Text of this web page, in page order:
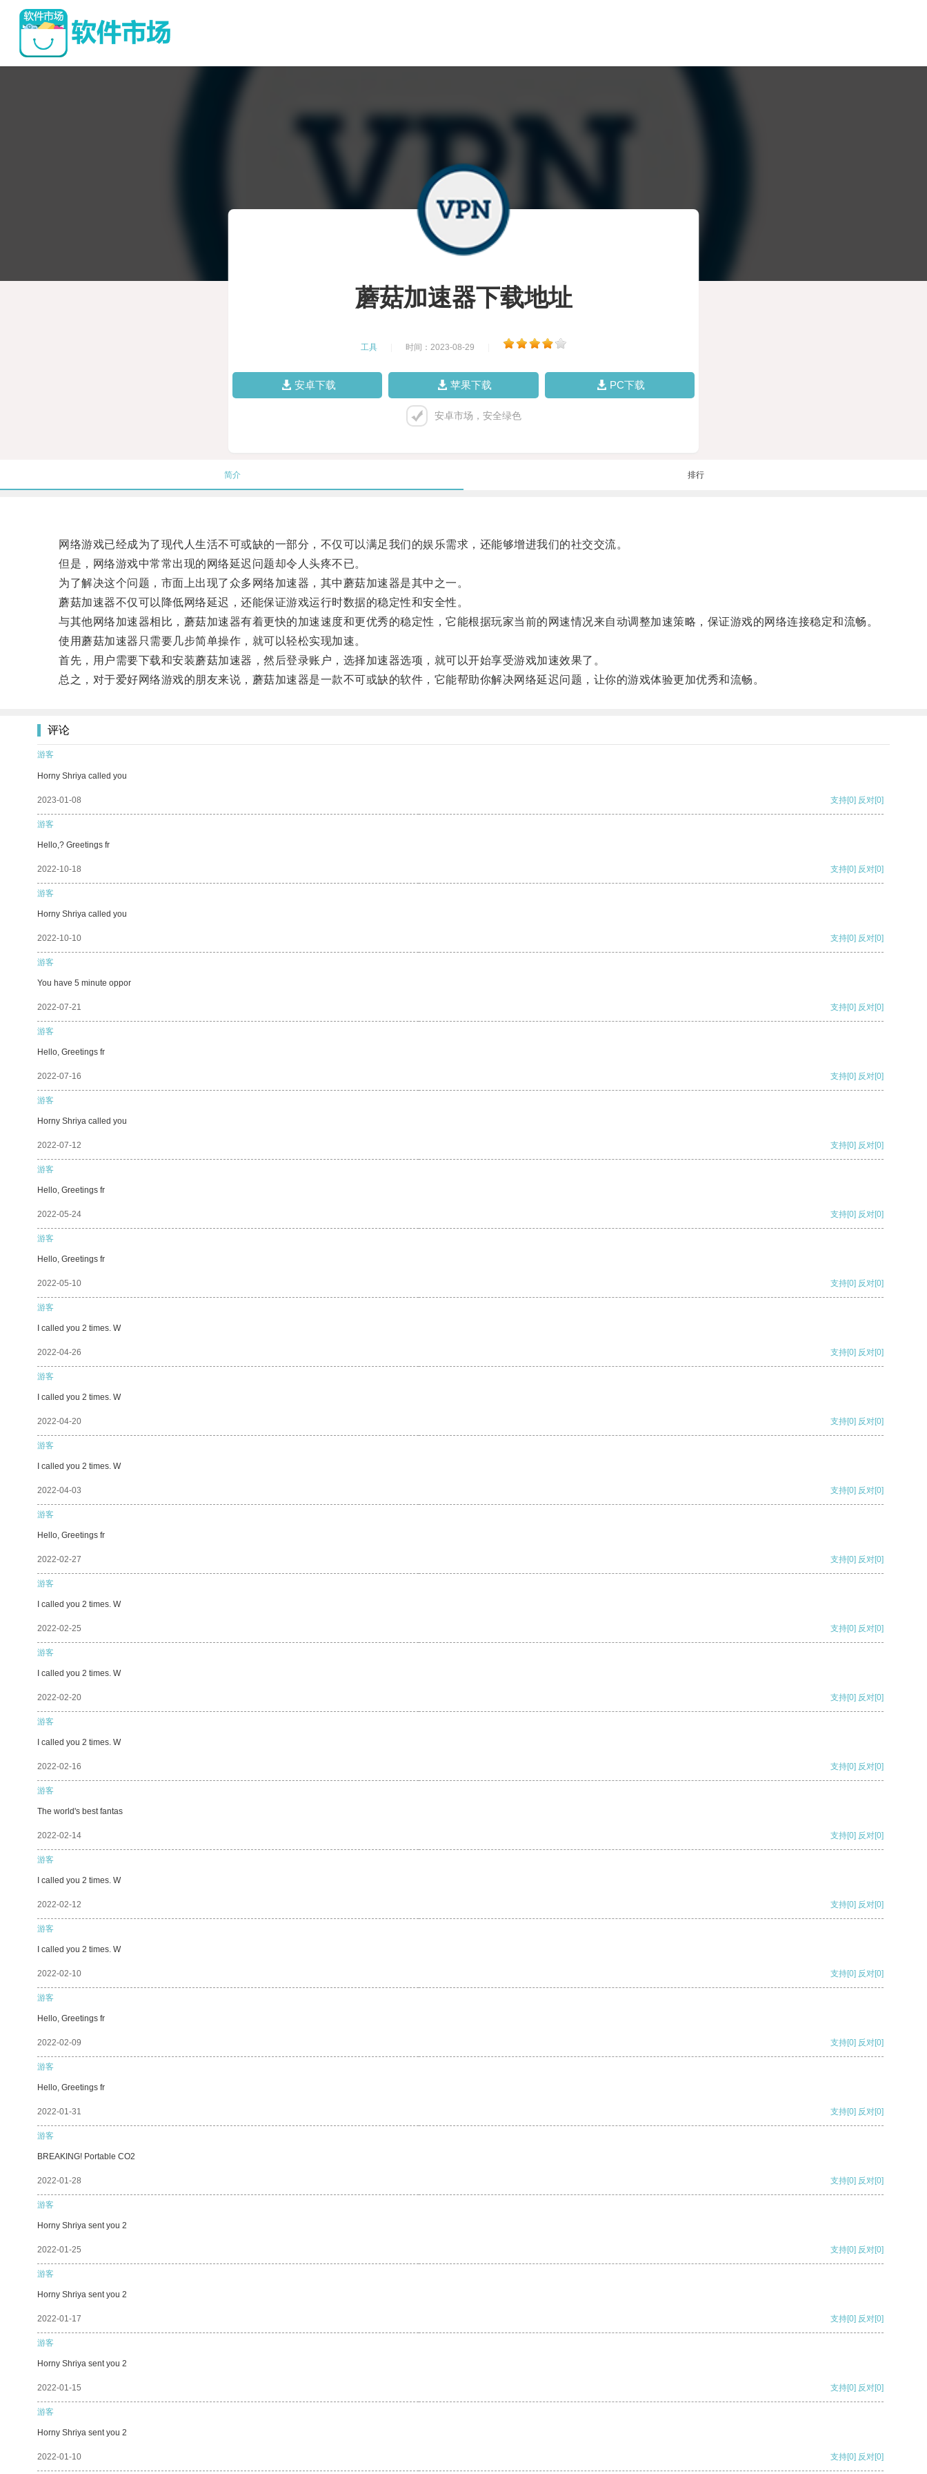
蘑菇加速器下载地址
工具 时间：2023-08-29
安卓下载 苹果下载 PC下载
安卓市场，安全绿色
简介 排行
网络游戏已经成为了现代人生活不可或缺的一部分，不仅可以满足我们的娱乐需求，还能够增进我们的社交交流。
但是，网络游戏中常常出现的网络延迟问题却令人头疼不已。
为了解决这个问题，市面上出现了众多网络加速器，其中蘑菇加速器是其中之一。
蘑菇加速器不仅可以降低网络延迟，还能保证游戏运行时数据的稳定性和安全性。
与其他网络加速器相比，蘑菇加速器有着更快的加速速度和更优秀的稳定性，它能根据玩家当前的网速情况来自动调整加速策略，保证游戏的网络连接稳定和流畅。
使用蘑菇加速器只需要几步简单操作，就可以轻松实现加速。
首先，用户需要下载和安装蘑菇加速器，然后登录账户，选择加速器选项，就可以开始享受游戏加速效果了。
总之，对于爱好网络游戏的朋友来说，蘑菇加速器是一款不可或缺的软件，它能帮助你解决网络延迟问题，让你的游戏体验更加优秀和流畅。
评论
游客
Horny Shriya called you
2023-01-08 支持[0] 反对[0]
游客
Hello,? Greetings fr
2022-10-18 支持[0] 反对[0]
游客
Horny Shriya called you
2022-10-10 支持[0] 反对[0]
游客
You have 5 minute oppor
2022-07-21 支持[0] 反对[0]
游客
Hello, Greetings fr
2022-07-16 支持[0] 反对[0]
游客
Horny Shriya called you
2022-07-12 支持[0] 反对[0]
游客
Hello, Greetings fr
2022-05-24 支持[0] 反对[0]
游客
Hello, Greetings fr
2022-05-10 支持[0] 反对[0]
游客
I called you 2 times. W
2022-04-26 支持[0] 反对[0]
游客
I called you 2 times. W
2022-04-20 支持[0] 反对[0]
游客
I called you 2 times. W
2022-04-03 支持[0] 反对[0]
游客
Hello, Greetings fr
2022-02-27 支持[0] 反对[0]
游客
I called you 2 times. W
2022-02-25 支持[0] 反对[0]
游客
I called you 2 times. W
2022-02-20 支持[0] 反对[0]
游客
I called you 2 times. W
2022-02-16 支持[0] 反对[0]
游客
The world's best fantas
2022-02-14 支持[0] 反对[0]
游客
I called you 2 times. W
2022-02-12 支持[0] 反对[0]
游客
I called you 2 times. W
2022-02-10 支持[0] 反对[0]
游客
Hello, Greetings fr
2022-02-09 支持[0] 反对[0]
游客
Hello, Greetings fr
2022-01-31 支持[0] 反对[0]
游客
BREAKING! Portable CO2
2022-01-28 支持[0] 反对[0]
游客
Horny Shriya sent you 2
2022-01-25 支持[0] 反对[0]
游客
Horny Shriya sent you 2
2022-01-17 支持[0] 反对[0]
游客
Horny Shriya sent you 2
2022-01-15 支持[0] 反对[0]
游客
Horny Shriya sent you 2
2022-01-10 支持[0] 反对[0]